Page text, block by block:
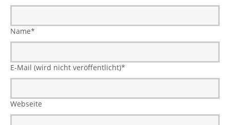
Name*
E-Mail (wird nicht veröffentlicht)*
Webseite